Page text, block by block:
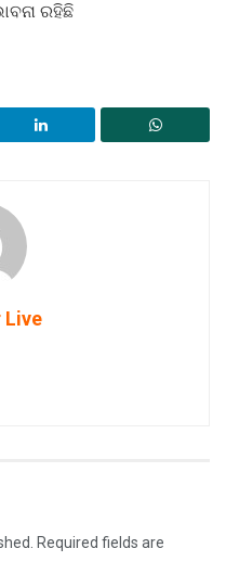
ରହିଛି
Live
Required fields are